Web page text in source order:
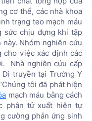
cơ thể, các nhà khoa
trạng teo mạch máu
sức chịu đựng khi tập
Nhóm nghiên cứu
cho việc xác định các
Nhà nghiên cứu cấp
truyền tại Trường Y
tôi đã phát hiện
mạch máu bằng cách
phân tử xuất hiện tự
cường phản ứng sinh